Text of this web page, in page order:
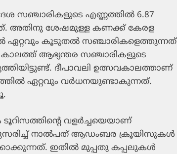
സഞ്ചാരികളുടെ എണ്ണത്തില്‍ 6.87
അതിനു ശേഷമുള്ള കണക്ക് കേരള
ഏറ്റവും കൂടുതല്‍ സഞ്ചാരികളെത്തുന്നത്
ആഭ്യന്തര സഞ്ചാരികളുടെ
ദീപാവലി ഉത്സവകാലത്താണ്
ഏറ്റവും വര്‍ധനയുണ്ടാകുന്നത്.
വളര്‍ച്ചയെയാണ്
നാല്‍പത് ആഡംബര ക്രൂയിസുകള്‍
ഇതില്‍ മുപ്പതു കപ്പലുകള്‍